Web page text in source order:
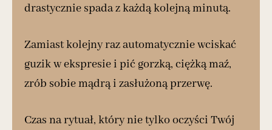
drastycznie spada z każdą kolejną minutą.
Zamiast kolejny raz automatycznie wciskać
guzik w ekspresie i pić gorzką, ciężką maź,
zrób sobie mądrą i zasłużoną przerwę.
Czas na rytuał, który nie tylko oczyści Twój